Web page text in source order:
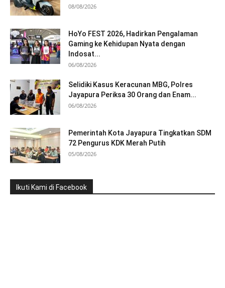
08/08/2026
HoYo FEST 2026, Hadirkan Pengalaman
Gaming ke Kehidupan Nyata dengan
Indosat...
06/08/2026
Selidiki Kasus Keracunan MBG, Polres
Jayapura Periksa 30 Orang dan Enam...
06/08/2026
Pemerintah Kota Jayapura Tingkatkan SDM
72 Pengurus KDK Merah Putih
05/08/2026
Ikuti Kami di Facebook